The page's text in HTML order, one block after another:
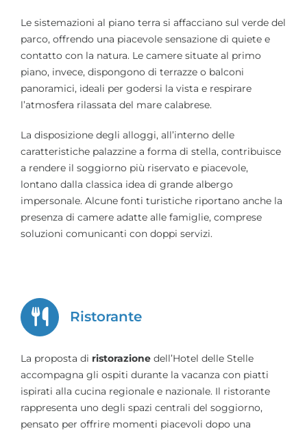
Le sistemazioni al piano terra si affacciano sul verde del
parco, offrendo una piacevole sensazione di quiete e
contatto con la natura. Le camere situate al primo
piano, invece, dispongono di terrazze o balconi
panoramici, ideali per godersi la vista e respirare
l’atmosfera rilassata del mare calabrese.
La disposizione degli alloggi, all’interno delle
caratteristiche palazzine a forma di stella, contribuisce
a rendere il soggiorno più riservato e piacevole,
lontano dalla classica idea di grande albergo
impersonale. Alcune fonti turistiche riportano anche la
presenza di camere adatte alle famiglie, comprese
soluzioni comunicanti con doppi servizi.
Ristorante
La proposta di ristorazione dell’Hotel delle Stelle
accompagna gli ospiti durante la vacanza con piatti
ispirati alla cucina regionale e nazionale. Il ristorante
rappresenta uno degli spazi centrali del soggiorno,
pensato per offrire momenti piacevoli dopo una